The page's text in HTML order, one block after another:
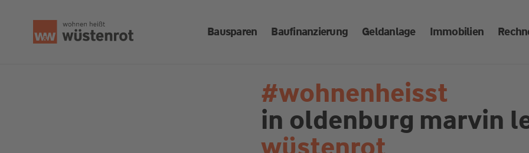
Bausparen Baufinanzierung Geldanlage Immobilien
#wohnenheisst
in oldenburg marvin